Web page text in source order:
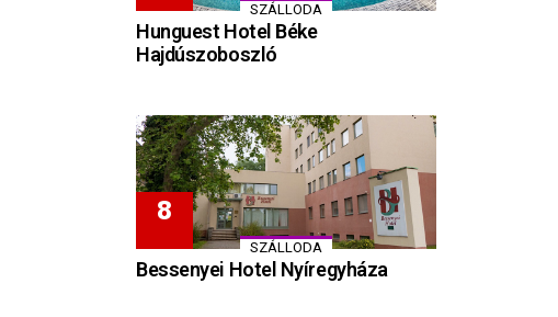
SZÁLLODA
Hunguest Hotel Béke
Hajdúszoboszló
SZÁLLODA
Bessenyei Hotel Nyíregyháza